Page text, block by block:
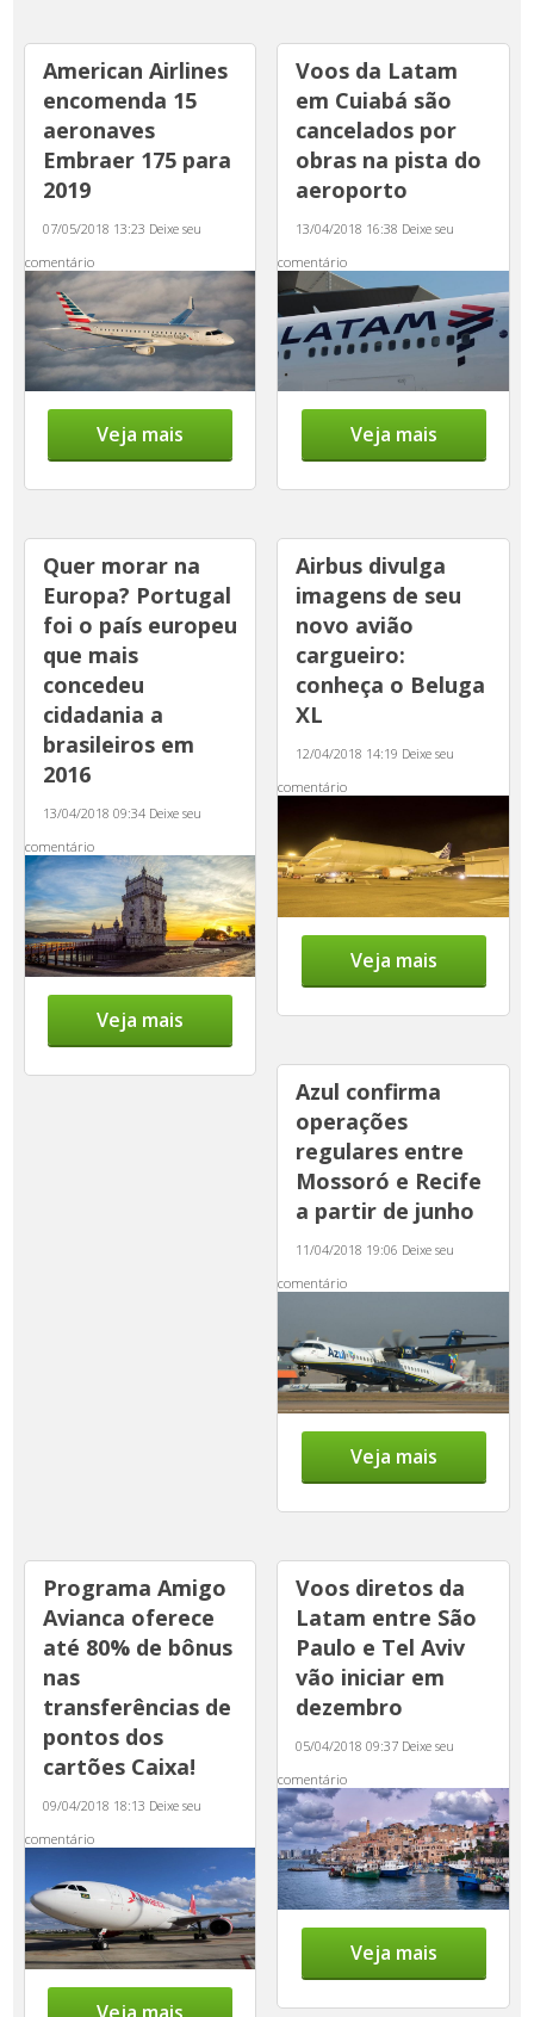
American Airlines
encomenda 15
aeronaves
Embraer 175 para
2019
07/05/2018 13:23 Deixe seu
comentário
Veja mais
Voos da Latam
em Cuiabá são
cancelados por
obras na pista do
aeroporto
13/04/2018 16:38 Deixe seu
comentário
Veja mais
Quer morar na
Europa? Portugal
foi o país europeu
que mais
concedeu
cidadania a
brasileiros em
2016
13/04/2018 09:34 Deixe seu
comentário
Veja mais
Airbus divulga
imagens de seu
novo avião
cargueiro:
conheça o Beluga
XL
12/04/2018 14:19 Deixe seu
comentário
Veja mais
Azul confirma
operações
regulares entre
Mossoró e Recife
a partir de junho
11/04/2018 19:06 Deixe seu
comentário
Veja mais
Programa Amigo
Avianca oferece
até 80% de bônus
nas
transferências de
pontos dos
cartões Caixa!
09/04/2018 18:13 Deixe seu
comentário
Voos diretos da
Latam entre São
Paulo e Tel Aviv
vão iniciar em
dezembro
05/04/2018 09:37 Deixe seu
comentário
Veja mais